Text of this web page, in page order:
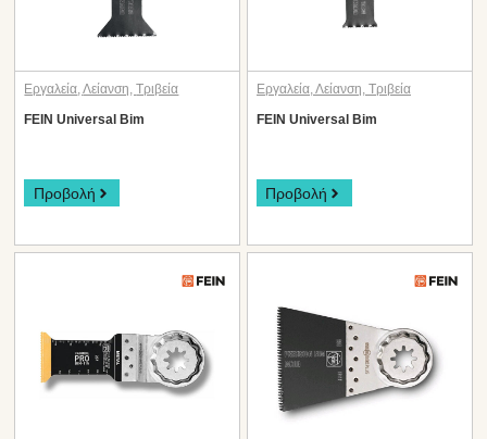
Εργαλεία ,Λείανση ,Τριβεία
FEIN Universal Bim
Προβολή
Εργαλεία Λείανση Τριβεία
FEIN Universal Bim
Προβολή